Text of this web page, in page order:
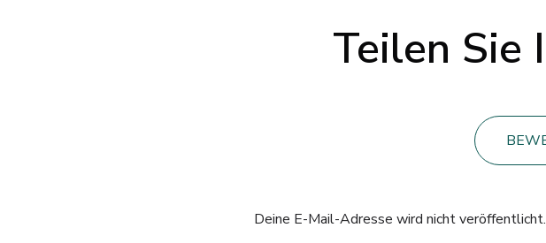
Teilen Sie
Deine E-Mail-Adresse wird nicht veröffentlicht.